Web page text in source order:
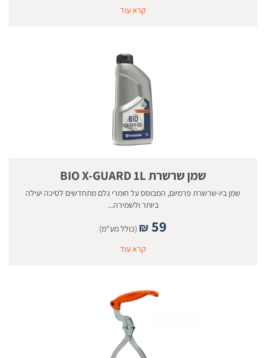
קרא עוד
שמן שרשרת BIO X-GUARD 1L
שמן ביו-שרשרת פרמיום, המבוסס על חומרי גלם מתחדשים לסיכה יעילה
ביותר ולשמירה...
₪59
(כולל מע"מ)
קרא עוד